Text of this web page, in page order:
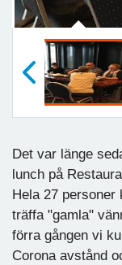
Det var länge
lunch på
Hela 27 personer
träffa "gamla"
förra gången vi
Corona avstånd